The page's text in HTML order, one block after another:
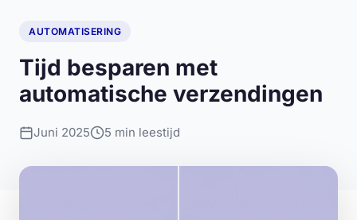
AUTOMATISERING
Tijd besparen met
automatische verzendingen
Juni 2025 5 min leestijd